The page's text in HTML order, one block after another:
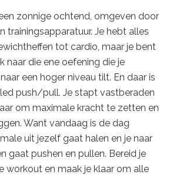
zonnige ochtend, omgeven door
trainingsapparatuur. Je hebt alles
tot cardio, maar je bent
naar die ene oefening die je
een hoger niveau tilt. En daar is
push/pull. Je stapt vastberaden
om maximale kracht te zetten en
Want vandaag is de dag
uit jezelf gaat halen en je naar
gaat pushen en pullen. Bereid je
workout en maak je klaar om alle